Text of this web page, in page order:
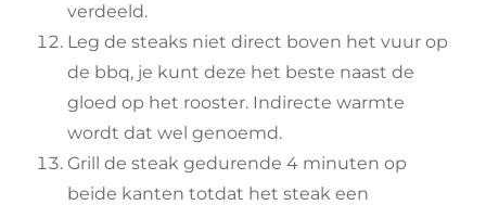
verdeeld.
Leg de steaks niet direct boven het vuur op
de bbq, je kunt deze het beste naast de
gloed op het rooster. Indirecte warmte
wordt dat wel genoemd.
Grill de steak gedurende 4 minuten op
beide kanten totdat het steak een